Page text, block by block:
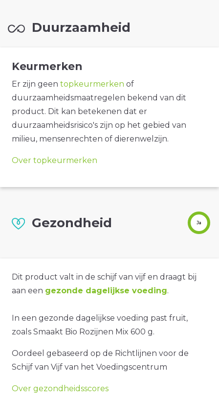
Duurzaamheid
Keurmerken
Er zijn geen topkeurmerken of
duurzaamheidsmaatregelen bekend van dit
product. Dit kan betekenen dat er
duurzaamheidsrisico's zijn op het gebied van
milieu, mensenrechten of dierenwelzijn.
Over topkeurmerken
Gezondheid Ja
Dit product valt in de schijf van vijf en draagt bij
aan een gezonde dagelijkse voeding.
In een gezonde dagelijkse voeding past fruit,
zoals Smaakt Bio Rozijnen Mix 600 g.
Oordeel gebaseerd op de Richtlijnen voor de
Schijf van Vijf van het Voedingscentrum
Over gezondheidsscores